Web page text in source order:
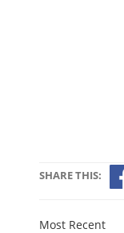
SHARE THIS:
Most Recent